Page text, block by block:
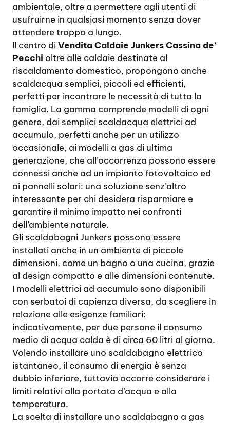
ambientale, oltre a permettere agli utenti di
usufruirne in qualsiasi momento senza dover
attendere troppo a lungo.
Il centro diVendita Caldaie Junkers Cassina de’
Pecchi oltre alle caldaie destinate al
riscaldamento domestico, propongono anche
scaldacqua semplici, piccoli ed efficienti,
perfetti per incontrare le necessità di tutta la
famiglia. La gamma comprende modelli di ogni
genere, dai semplici scaldacqua elettrici ad
accumulo, perfetti anche per un utilizzo
occasionale, ai modelli a gas di ultima
generazione, che all’occorrenza possono essere
connessi anche ad un impianto fotovoltaico ed
ai pannelli solari: una soluzione senz’altro
interessante per chi desidera risparmiare e
garantire il minimo impatto nei confronti
dell’ambiente naturale.
Gli scaldabagni Junkers possono essere
installati anche in un ambiente di piccole
dimensioni, come un bagno o una cucina, grazie
al design compatto e alle dimensioni contenute.
I modelli elettrici ad accumulo sono disponibili
con serbatoi di capienza diversa, da scegliere in
relazione alle esigenze familiari:
indicativamente, per due persone il consumo
medio di acqua calda è di circa 60 litri al giorno.
Volendo installare uno scaldabagno elettrico
istantaneo, il consumo di energia è senza
dubbio inferiore, tuttavia occorre considerare i
limiti relativi alla portata d’acqua e alla
temperatura.
La scelta di installare uno scaldabagno a gas